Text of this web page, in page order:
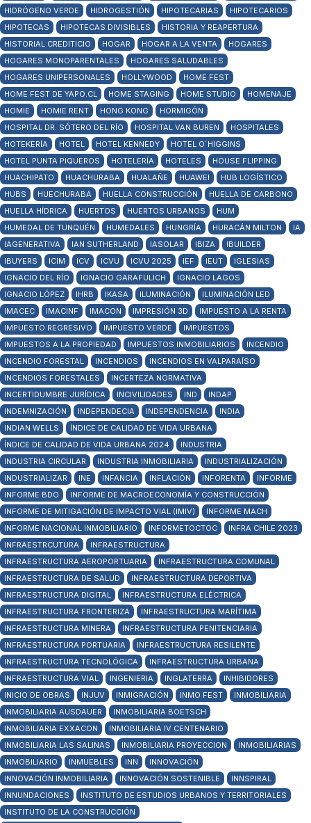
HIDRÓGENO VERDE
HIDROGESTIÓN HIPOTECARIAS
HIPOTECARIOS
HIPOTECAS
HIPOTECAS DIVISIBLES
HISTORIA Y REAPERTURA
HISTORIAL CREDITICIO
HOGAR HOGAR A LA VENTA
HOGARES
HOGARES MONOPARENTALES
HOGARES SALUDABLES
HOGARES UNIPERSONALES
HOLLYWOOD
HOME FEST
HOME FEST DE YAPO.CL
HOME STAGING HOME STUDIO
HOMENAJE
HOMIE
HOMIE RENT HONG KONG
HORMIGÓN
HOSPITAL DR. SÓTERO DEL RÍO
HOSPITAL VAN BUREN
HOSPITALES
HOTEKERÍA
HOTEL HOTEL KENNEDY
HOTEL O´HIGGINS
HOTEL PUNTA PIQUEROS
HOTELERÍA HOTELES
HOUSE FLIPPING
HUACHIPATO
HUACHURABA HUALAÑE HUAWEI
HUB LOGÍSTICO
HUBS
HUECHURABA HUELLA CONSTRUCCIÓN
HUELLA DE CARBONO
HUELLA HÍDRICA
HUERTOS HUERTOS URBANOS
HUM
HUMEDAL DE TUNQUÉN
HUMEDALES HUNGRÍA HURACÁN MILTON
IA
IAGENERATIVA
IAN SUTHERLAND IASOLAR IBIZA
IBUILDER
IBUYERS
ICIM ICV ICVU ICVU 2025 IEF IEUT
IGLESIAS
IGNACIO DEL RÍO
IGNACIO GARAFULICH
IGNACIO LAGOS
IGNACIO LÓPEZ
IHRB IKASA ILUMINACIÓN
ILUMINACIÓN LED
IMACEC
IMACINF IMACON IMPRESIÓN 3D
IMPUESTO A LA RENTA
IMPUESTO REGRESIVO
IMPUESTO VERDE
IMPUESTOS
IMPUESTOS A LA PROPIEDAD
IMPUESTOS INMOBILIARIOS
INCENDIO
INCENDIO FORESTAL
INCENDIOS
INCENDIOS EN VALPARAÍSO
INCENDIOS FORESTALES
INCERTEZA NORMATIVA
INCERTIDUMBRE JURÍDICA
INCIVILIDADES IND
INDAP
INDEMNIZACIÓN
INDEPENDECIA INDEPENDENCIA
INDIA
INDIAN WELLS
ÍNDICE DE CALIDAD DE VIDA URBANA
ÍNDICE DE CALIDAD DE VIDA URBANA 2024
INDUSTRIA
INDUSTRIA CIRCULAR
INDUSTRIA INMOBILIARIA
INDUSTRIALIZACIÓN
INDUSTRIALIZAR
INE INFANCIA INFLACIÓN INFORENTA
INFORME
INFORME BDO
INFORME DE MACROECONOMÍA Y CONSTRUCCIÓN
INFORME DE MITIGACIÓN DE IMPACTO VIAL (IMIV)
INFORME MACH
INFORME NACIONAL INMOBILIARIO
INFORMETOCTOC
INFRA CHILE 2023
INFRAESTRCUTURA
INFRAESTRUCTURA
INFRAESTRUCTURA AEROPORTUARIA
INFRAESTRUCTURA COMUNAL
INFRAESTRUCTURA DE SALUD
INFRAESTRUCTURA DEPORTIVA
INFRAESTRUCTURA DIGITAL
INFRAESTRUCTURA ELÉCTRICA
INFRAESTRUCTURA FRONTERIZA
INFRAESTRUCTURA MARÍTIMA
INFRAESTRUCTURA MINERA
INFRAESTRUCTURA PENITENCIARIA
INFRAESTRUCTURA PORTUARIA
INFRAESTRUCTURA RESILENTE
INFRAESTRUCTURA TECNOLÓGICA
INFRAESTRUCTURA URBANA
INFRAESTRUCTURA VIAL
INGENIERIA INGLATERRA
INHIBIDORES
INICIO DE OBRAS
INJUV INMIGRACIÓN INMO FEST
INMOBILIARIA
INMOBILIARIA AUSDAUER
INMOBILIARIA BOETSCH
INMOBILIARIA EXXACON
INMOBILIARIA IV CENTENARIO
INMOBILIARIA LAS SALINAS
INMOBILIARIA PROYECCION
INMOBILIARIAS
INMOBILIARIO
INMUEBLES INN
INNOVACIÓN
INNOVACIÓN INMOBILIARIA
INNOVACIÓN SOSTENIBLE
INNSPIRAL
INNUNDACIONES
INSTITUTO DE ESTUDIOS URBANOS Y TERRITORIALES
INSTITUTO DE LA CONSTRUCCIÓN